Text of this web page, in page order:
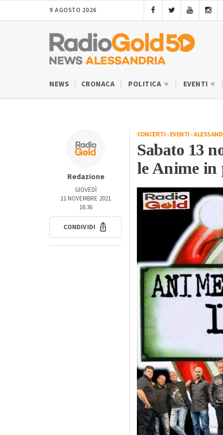
9 AGOSTO 2026
NEWS CRONACA POLITICA EVENTI
Redazione
GIOVEDÌ
11 NOVEMBRE 2021
16:36
CONDIVIDI
CONCERTI-EVENTI-
Sabato 13
le Anime in